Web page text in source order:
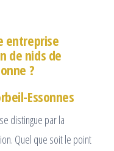
entreprise
de nids de
?
Essonnes
se distingue par la
Quel que soit le point